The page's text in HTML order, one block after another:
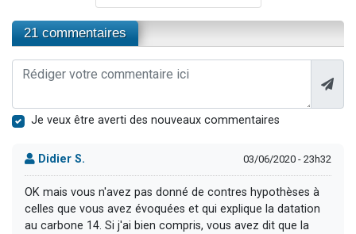
21 commentaires
Je veux être averti des nouveaux commentaires
Didier S. 03/06/2020 - 23h32
OK mais vous n'avez pas donné de contres hypothèses à
celles que vous avez évoquées et qui explique la datation
au carbone 14. Si j'ai bien compris, vous avez dit que la